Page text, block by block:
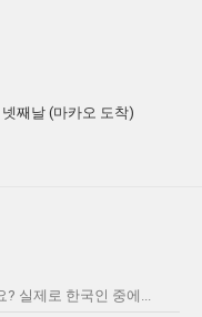
째날 (마카오 도착)
실제로 한국인 중에...